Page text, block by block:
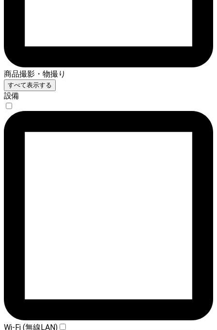
商品撮影・物撮り
すべて表示する
設備
Wi-Fi (無線LAN)